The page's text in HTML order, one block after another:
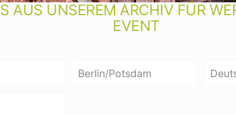
AUS UNSEREM ARCHIV FÜR
EVENT
Berlin/Potsdam